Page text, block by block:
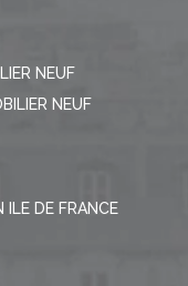
NEUF
NEUF
ILE DE FRANCE